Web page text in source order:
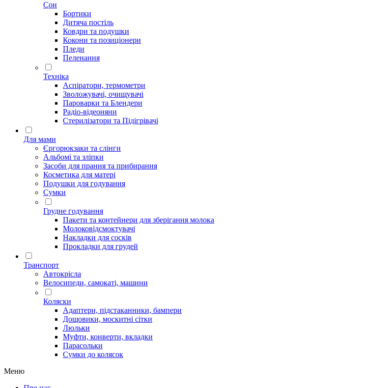
Сон
Бортики
Дитяча постіль
Ковдри та подушки
Кокони та позиціонери
Пледи
Пеленання
Техніка
Аспіратори, термометри
Зволожувачі, очищувачі
Пароварки та Блендери
Радіо-відеоняни
Стерилізатори та Підігрівачі
Для мами
Єргорюкзаки та слінги
Альбомі та зліпки
Засоби для прання та прибирання
Косметика для матері
Подушки для годування
Сумки
Грудне годування
Пакети та контейнери для зберігання молока
Молоковідсмоктувачі
Накладки для сосків
Прокладки для грудей
Транспорт
Автокрісла
Велосипеди, самокаті, машини
Коляски
Адаптери, підстаканники, бампери
Дощовики, москитні сітки
Люльки
Муфти, конверти, вкладки
Парасольки
Сумки до колясок
Меню